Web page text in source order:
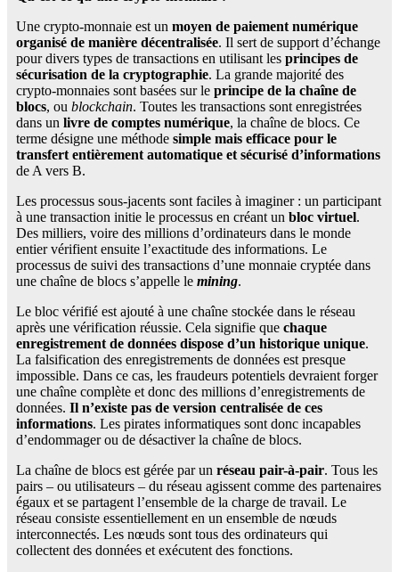
Une crypto-monnaie est un moyen de paiement numérique
organisé de manière décentralisée. Il sert de support d’échange
pour divers types de transactions en utilisant les principes de
sécurisation de la cryptographie. La grande majorité des
crypto-monnaies sont basées sur le principe de la chaîne de
blocs, ou blockchain. Toutes les transactions sont enregistrées
dans un livre de comptes numérique, la chaîne de blocs. Ce
terme désigne une méthode simple mais efficace pour le
transfert entièrement automatique et sécurisé d’informations
de A vers B.
Les processus sous-jacents sont faciles à imaginer : un participant
à une transaction initie le processus en créant un bloc virtuel.
Des milliers, voire des millions d’ordinateurs dans le monde
entier vérifient ensuite l’exactitude des informations. Le
processus de suivi des transactions d’une monnaie cryptée dans
une chaîne de blocs s’appelle le mining.
Le bloc vérifié est ajouté à une chaîne stockée dans le réseau
après une vérification réussie. Cela signifie que chaque
enregistrement de données dispose d’un historique unique.
La falsification des enregistrements de données est presque
impossible. Dans ce cas, les fraudeurs potentiels devraient forger
une chaîne complète et donc des millions d’enregistrements de
données. Il n’existe pas de version centralisée de ces
informations. Les pirates informatiques sont donc incapables
d’endommager ou de désactiver la chaîne de blocs.
La chaîne de blocs est gérée par un réseau pair-à-pair. Tous les
pairs – ou utilisateurs – du réseau agissent comme des partenaires
égaux et se partagent l’ensemble de la charge de travail. Le
réseau consiste essentiellement en un ensemble de nœuds
interconnectés. Les nœuds sont tous des ordinateurs qui
collectent des données et exécutent des fonctions.